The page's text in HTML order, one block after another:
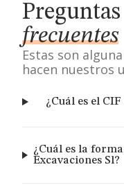
Preguntas
frecuentes
Estas son
hacen nuestros
¿Cuál es el
¿Cuál es la
Excavaciones Sl?